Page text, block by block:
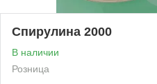
Спирулина 2000
В наличии
Розница